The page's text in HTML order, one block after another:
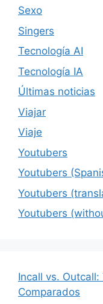
Sexo
Singers
Tecnología AI
Tecnología IA
Últimas noticias
Viajar
Viaje
Youtubers
Youtubers
Youtubers
Youtubers
Incall vs.
Comparados